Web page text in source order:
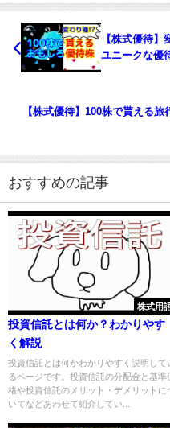
【株式優待
ユニークな優
【株式優待】100株で貰える旅
おすすめの記事
株式用
投資信託とは何か？わかりやす
く解説
投資信託とは何かわかりやすく説明して
るページです。投資信託の分配金と基準
格や投資信託のメリット・デメリットに
いてなどあわせて紹介してい...